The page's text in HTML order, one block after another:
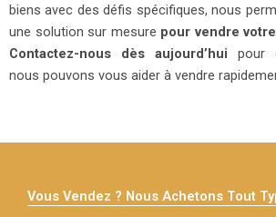
biens avec des défis spécifiques, nous
une solution sur mesure pour vendre
Contactez-nous dès aujourd’hui pour
nous pouvons vous aider à vendre
Vous Vendez ? Nous Achetons Tout